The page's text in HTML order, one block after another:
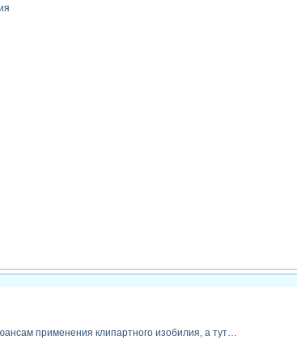
применения клипартного изобилия, а тут…